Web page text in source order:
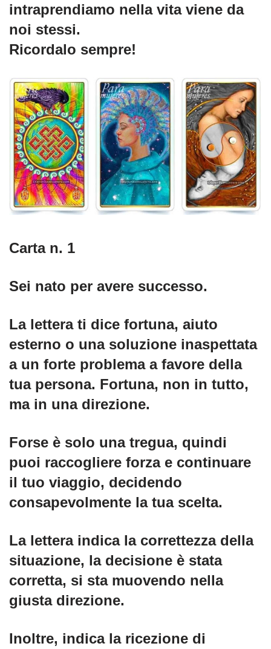
intraprendiamo nella vita viene da
noi stessi.
Ricordalo sempre!
Carta n. 1
Sei nato per avere successo.
La lettera ti dice fortuna, aiuto
esterno o una soluzione inaspettata
a un forte problema a favore della
tua persona. Fortuna, non in tutto,
ma in una direzione.
Forse è solo una tregua, quindi
puoi raccogliere forza e continuare
il tuo viaggio, decidendo
consapevolmente la tua scelta.
La lettera indica la correttezza della
situazione, la decisione è stata
corretta, si sta muovendo nella
giusta direzione.
Inoltre, indica la ricezione di